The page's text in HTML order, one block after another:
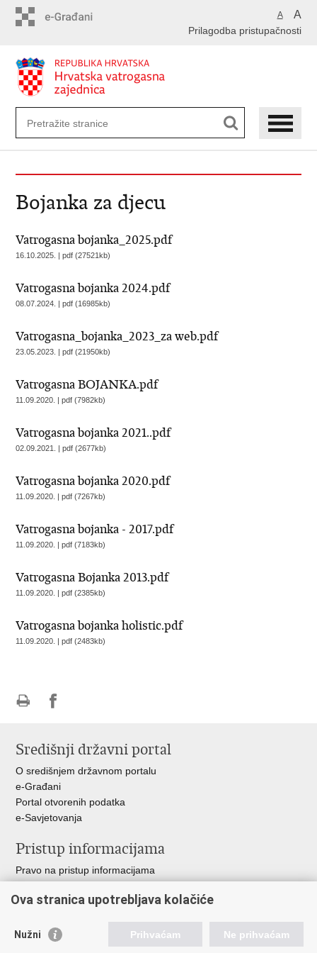
A A
Prilagodba pristupačnosti
Bojanka za djecu
Vatrogasna bojanka_2025.pdf
16.10.2025. | pdf (27521kb)
Vatrogasna bojanka 2024.pdf
08.07.2024. | pdf (16985kb)
Vatrogasna_bojanka_2023_za web.pdf
23.05.2023. | pdf (21950kb)
Vatrogasna BOJANKA.pdf
11.09.2020. | pdf (7982kb)
Vatrogasna bojanka 2021..pdf
02.09.2021. | pdf (2677kb)
Vatrogasna bojanka 2020.pdf
11.09.2020. | pdf (7267kb)
Vatrogasna bojanka - 2017.pdf
11.09.2020. | pdf (7183kb)
Vatrogasna Bojanka 2013.pdf
11.09.2020. | pdf (2385kb)
Vatrogasna bojanka holistic.pdf
11.09.2020. | pdf (2483kb)
Facebooku
Središnji državni portal
O središnjem državnom portalu
e-Građani
Portal otvorenih podatka
e-Savjetovanja
Pristup informacijama
Pravo na pristup informacijama
Pozivi za žurnu pomoć
Važne poveznice
Ova stranica upotrebljava kolačiće
Nužni Prihvaćam Ne prihvaćam